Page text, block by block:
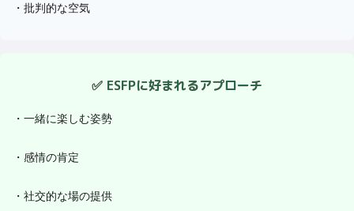
・ 批判的な空気
✅ ESFPに好まれるアプローチ
・ 一緒に楽しむ姿勢
・ 感情の肯定
・ 社交的な場の提供